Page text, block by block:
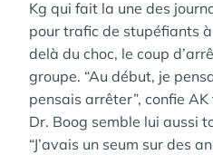
Kg qui fait la une des
pour trafic de stupéfiants
delà du choc, le coup
groupe. “Au début, je
pensais arrêter”, confie
Dr. Boog semble lui aussi
“J’avais un seum sur des